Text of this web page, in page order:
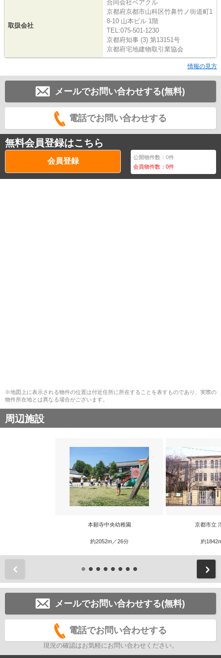
取扱会社
合同会社ベアクル
京都府京都市山科区竹鼻竹ノ街道町1
8-10 山本ビル 1階
TEL:075-501-1230
京都府知事 (3) 第13151号
京都府宅地建物取引業協会
情報の見方
メールでお問い合わせする(無料)
電話でお問い合わせする
無料会員登録はこちら
会員登録 公開物件数：0件
会員物件数：0件
※地図上に表示される物件の位置は付近住所に所在することを表すものであり、実際の
物件所在地とは異なる場合がございます。
周辺施設
本願寺中央幼稚園
約2052m／26分
京都市立
約
メールでお問い合わせする(無料)
電話でお問い合わせする
現況の確認はお気軽にお問い合わせください。